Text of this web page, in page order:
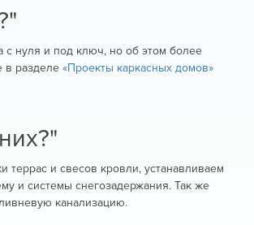
с нуля и под ключ, но об этом более
в разделе «Проекты каркасных домов»
и свесов кровли, устанавливаем
и системы снегозадержания. Так же
канализацию.